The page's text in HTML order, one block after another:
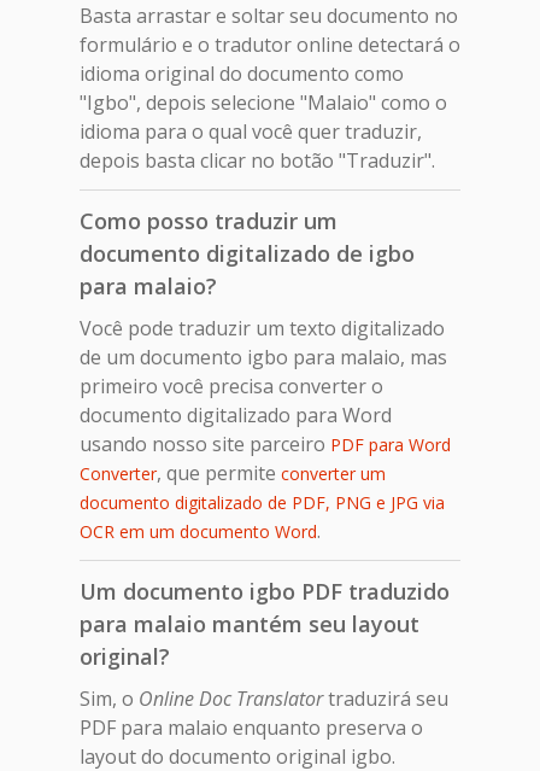
Basta arrastar e soltar seu documento no
formulário e o tradutor online detectará o
idioma original do documento como
"Igbo", depois selecione "Malaio" como o
idioma para o qual você quer traduzir,
depois basta clicar no botão "Traduzir".
Como posso traduzir um
documento digitalizado de igbo
para malaio?
Você pode traduzir um texto digitalizado
de um documento igbo para malaio, mas
primeiro você precisa converter o
documento digitalizado para Word
usando nosso site parceiro PDF para Word
Converter, que permite converter um
documento digitalizado de PDF, PNG e JPG via
OCR em um documento Word.
Um documento igbo PDF traduzido
para malaio mantém seu layout
original?
Sim, o Online Doc Translatortraduzirá seu
PDF para malaio enquanto preserva o
layout do documento original igbo.